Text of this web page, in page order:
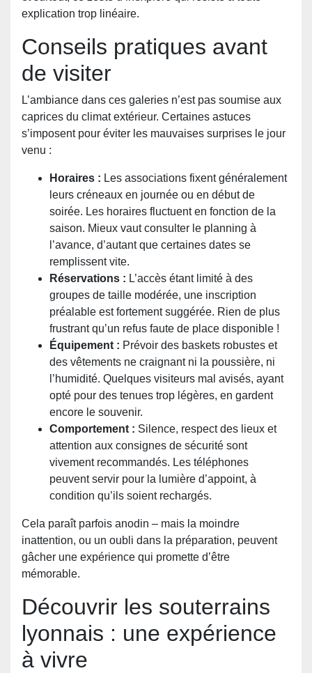
explication trop linéaire.
Conseils pratiques avant
de visiter
L’ambiance dans ces galeries n’est pas soumise aux
caprices du climat extérieur. Certaines astuces
s’imposent pour éviter les mauvaises surprises le jour
venu :
Horaires : Les associations fixent généralement
leurs créneaux en journée ou en début de
soirée. Les horaires fluctuent en fonction de la
saison. Mieux vaut consulter le planning à
l’avance, d’autant que certaines dates se
remplissent vite.
Réservations : L’accès étant limité à des
groupes de taille modérée, une inscription
préalable est fortement suggérée. Rien de plus
frustrant qu’un refus faute de place disponible !
Équipement : Prévoir des baskets robustes et
des vêtements ne craignant ni la poussière, ni
l’humidité. Quelques visiteurs mal avisés, ayant
opté pour des tenues trop légères, en gardent
encore le souvenir.
Comportement : Silence, respect des lieux et
attention aux consignes de sécurité sont
vivement recommandés. Les téléphones
peuvent servir pour la lumière d’appoint, à
condition qu’ils soient rechargés.
Cela paraît parfois anodin – mais la moindre
inattention, ou un oubli dans la préparation, peuvent
gâcher une expérience qui promette d’être
mémorable.
Découvrir les souterrains
lyonnais : une expérience
à vivre